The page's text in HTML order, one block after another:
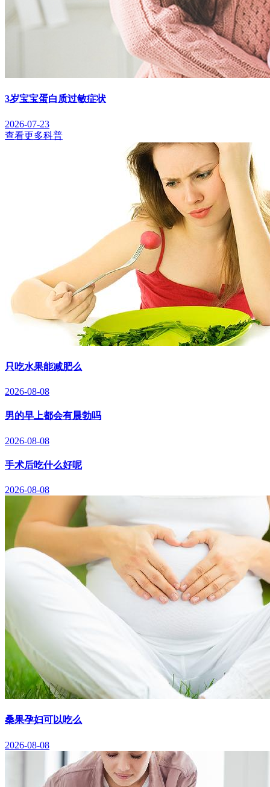
3岁宝宝蛋白质过敏症状
2026-07-23
查看更多科普
只吃水果能减肥么
2026-08-08
男的早上都会有晨勃吗
2026-08-08
手术后吃什么好呢
2026-08-08
桑果孕妇可以吃么
2026-08-08